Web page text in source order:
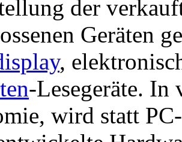
der
Geräten
,
-Lesegeräte. In
wird statt